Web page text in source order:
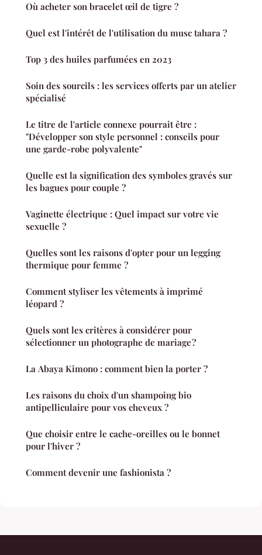
Où acheter son bracelet œil de tigre ?
Quel est l'intérêt de l'utilisation du musc tahara ?
Top 3 des huiles parfumées en 2023
Soin des sourcils : les services offerts par un atelier
spécialisé
Le titre de l'article connexe pourrait être :
"Développer son style personnel : conseils pour
une garde-robe polyvalente"
Quelle est la signification des symboles gravés sur
les bagues pour couple ?
Vaginette électrique : Quel impact sur votre vie
sexuelle ?
Quelles sont les raisons d'opter pour un legging
thermique pour femme ?
Comment styliser les vêtements à imprimé
léopard ?
Quels sont les critères à considérer pour
sélectionner un photographe de mariage ?
La Abaya Kimono : comment bien la porter ?
Les raisons du choix d'un shampoing bio
antipelliculaire pour vos cheveux ?
Que choisir entre le cache-oreilles ou le bonnet
pour l'hiver ?
Comment devenir une fashionista ?